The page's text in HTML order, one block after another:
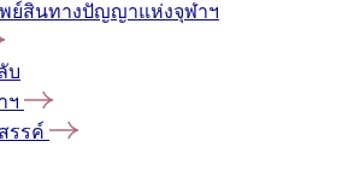
ย์สินทางปัญญาแห่งจุฬาฯ
บ
ฯ
รรค์